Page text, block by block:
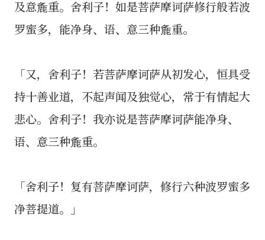
及意麁重。舍利子！如是菩萨摩诃萨修行般若波
罗蜜多，能净身、语、意三种麁重。
「又，舍利子！若菩萨摩诃萨从初发心，恒具受
持十善业道，不起声闻及独觉心，常于有情起大
悲心。舍利子！我亦说是菩萨摩诃萨能净身、
语、意三种麁重。
「舍利子！复有菩萨摩诃萨，修行六种波罗蜜多
净菩提道。」